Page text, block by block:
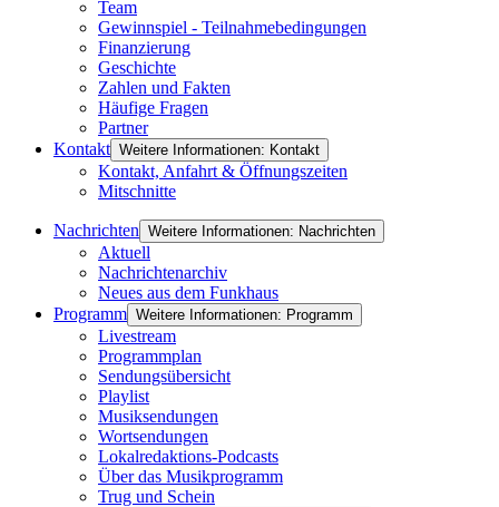
Team
Gewinnspiel - Teilnahmebedingungen
Finanzierung
Geschichte
Zahlen und Fakten
Häufige Fragen
Partner
Kontakt Weitere Informationen: Kontakt
Kontakt, Anfahrt & Öffnungszeiten
Mitschnitte
Nachrichten Weitere Informationen: Nachrichten
Aktuell
Nachrichtenarchiv
Neues aus dem Funkhaus
Programm Weitere Informationen: Programm
Livestream
Programmplan
Sendungsübersicht
Playlist
Musiksendungen
Wortsendungen
Lokalredaktions-Podcasts
Über das Musikprogramm
Trug und Schein